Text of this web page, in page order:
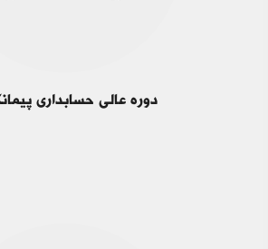
دوره عالی حسابداری